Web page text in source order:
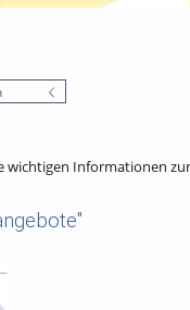
wichtigen Informationen